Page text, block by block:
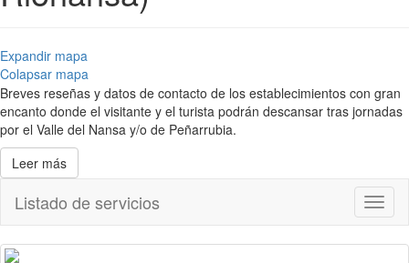
Expandir mapa
Colapsar mapa
Breves reseñas y datos de contacto de los establecimientos con gran
encanto donde el visitante y el turista podrán descansar tras jornadas
por el Valle del Nansa y/o de Peñarrubia.
Leer más
Listado de servicios